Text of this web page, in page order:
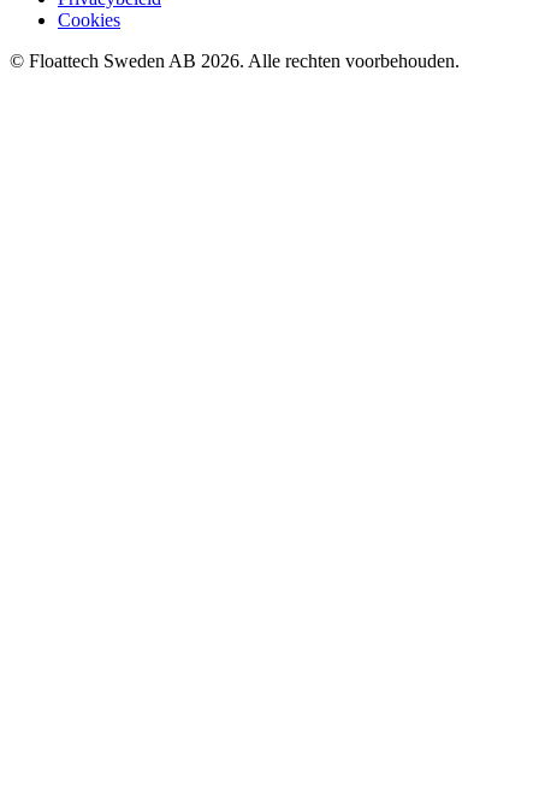
Cookies
© Floattech Sweden AB 2026. Alle rechten voorbehouden.